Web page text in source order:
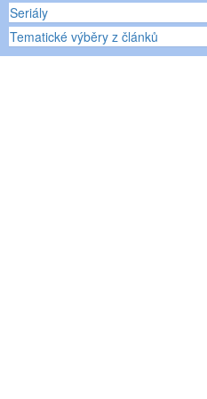
Seriály
Tematické výběry z článků